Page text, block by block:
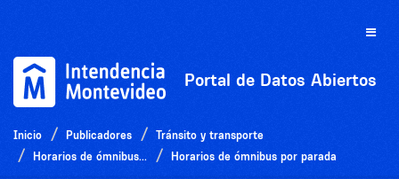
Toggle
Portal de Datos Abiertos
Inicio Publicadores
Tránsito y transporte
Horarios de ómnibus...
Horarios de ómnibus por parada